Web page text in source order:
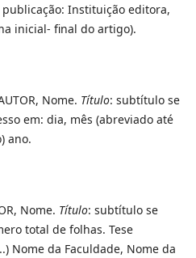
Instituição editora,
inicial- final do artigo).
Nome. Título: subtítulo se
em: dia, mês (abreviado até
ano.
Nome. Título: subtítulo se
total de folhas. Tese
Nome da Faculdade, Nome da